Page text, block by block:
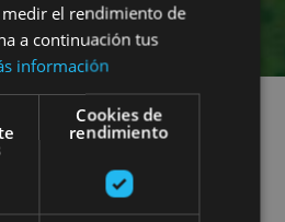
planes
1
el rendimiento de
a continuación tus
información
Cookies de
rendimiento